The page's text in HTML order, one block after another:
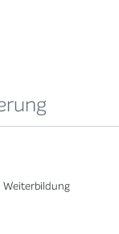
Weiterbildung